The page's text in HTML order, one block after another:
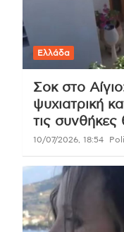
Ελλάδα
Σοκ στο
ψυχιατρική
τις συνθήκες
10/07/2026, 18:54